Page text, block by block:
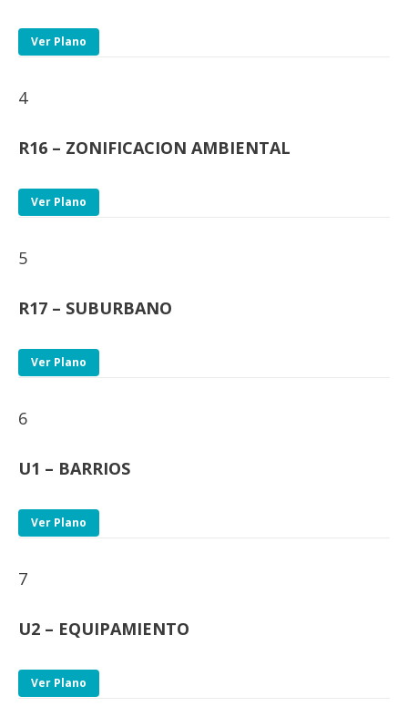
Ver Plano
4
R16 – ZONIFICACION AMBIENTAL
Ver Plano
5
R17 – SUBURBANO
Ver Plano
6
U1 – BARRIOS
Ver Plano
7
U2 – EQUIPAMIENTO
Ver Plano